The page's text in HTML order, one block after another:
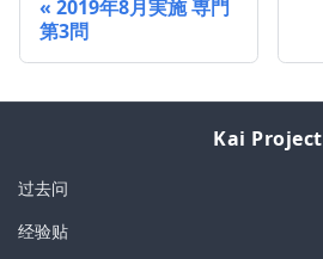
2019年8月実施 専門
第3問
Kai Project
过去问
经验贴